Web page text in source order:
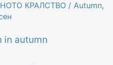
КРАЛСТВО/ Autumn,